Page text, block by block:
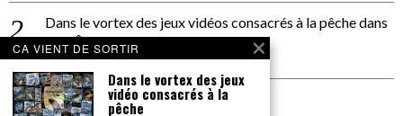
Dans le vortex des jeux vidéos consacrés à la pêchedans
PACÔME THIELLEMENT
La séance d’Hip Gnose
La Patrie
dans
CA VIENT DE SORTIR
Dans le vortex des jeux
vidéo consacrés à la
pêche